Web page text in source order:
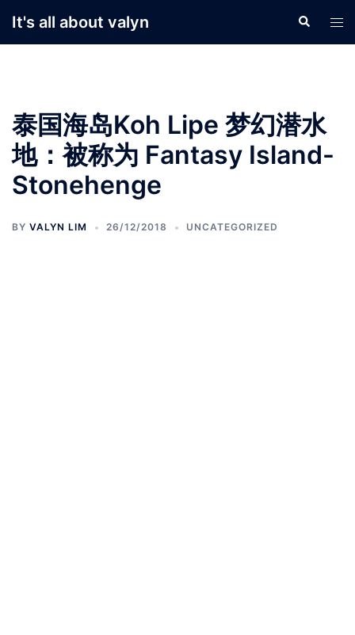
It's all about valyn Search
泰国海岛Koh Lipe 梦幻潜水
地：被称为 Fantasy Island-
Stonehenge
BY VALYN LIM 26/12/2018 UNCATEGORIZED